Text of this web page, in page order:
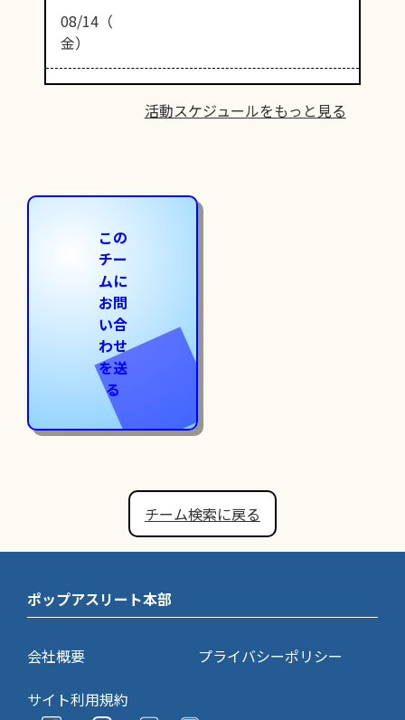
08/14（
金）
活動スケジュールをもっと見る
この
チー
ムに
お問
い合
わせ
を送
る
チーム検索に戻る
ポップアスリート本部
会社概要
プライバシーポリシー
サイト利用規約